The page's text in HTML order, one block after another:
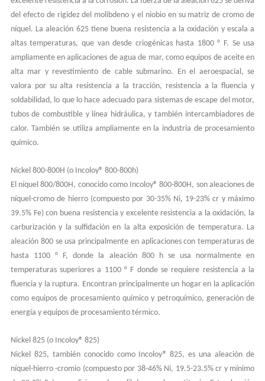
del efecto de rigidez del molibdeno y el niobio en su matriz de cromo de
níquel. La aleación 625 tiene buena resistencia a la oxidación y escala a
altas temperaturas, que van desde criogénicas hasta 1800 ° F. Se usa
ampliamente en aplicaciones de agua de mar, como equipos de aceite en
alta mar y revestimiento de cable submarino. En el aeroespacial, se
valora por su alta resistencia a la tracción, resistencia a la fluencia y
soldabilidad, lo que lo hace adecuado para sistemas de escape del motor,
tubos de combustible y línea hidráulica, y también intercambiadores de
calor. También se utiliza ampliamente en la industria de procesamiento
químico.
Nickel 800-800H (o Incoloy® 800-800h)
El níquel 800/800H, conocido como Incoloy® 800-800H, son aleaciones de
níquel-cromo de hierro (compuesto por 30-35% Ni, 19-23% cr y máximo
39.5% Fe) con buena resistencia y excelente resistencia a la oxidación, la
carburización y la sulfidación en la alta exposición de temperatura. La
aleación 800 se usa principalmente en aplicaciones con temperaturas de
hasta 1100 ° F, donde la aleación 800 h se usa normalmente en
temperaturas superiores a 1100 ° F donde se requiere resistencia a la
fluencia y la ruptura. Encontran principalmente un hogar en la aplicación
como equipos de procesamiento químico y petroquímico, generación de
energía y equipos de procesamiento térmico.
Nickel 825 (o Incoloy® 825)
Nickel 825, también conocido como Incoloy® 825, es una aleación de
níquel-hierro -cromio (compuesto por 38-46% Ni, 19.5-23.5% cr y mínimo